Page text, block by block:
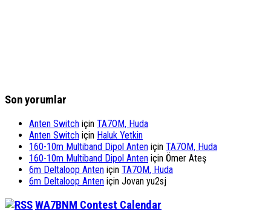
Son yorumlar
Anten Switch için TA7OM, Huda
Anten Switch için Haluk Yetkin
160-10m Multiband Dipol Anten için TA7OM, Huda
160-10m Multiband Dipol Anten için Ömer Ateş
6m Deltaloop Anten için TA7OM, Huda
6m Deltaloop Anten için Jovan yu2sj
WA7BNM Contest Calendar